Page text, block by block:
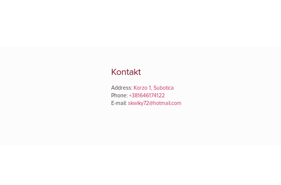
Kontakt
Address: Korzo 1, Subotica
Phone: +381646174122
E-mail: skwiky72@hotmail.com